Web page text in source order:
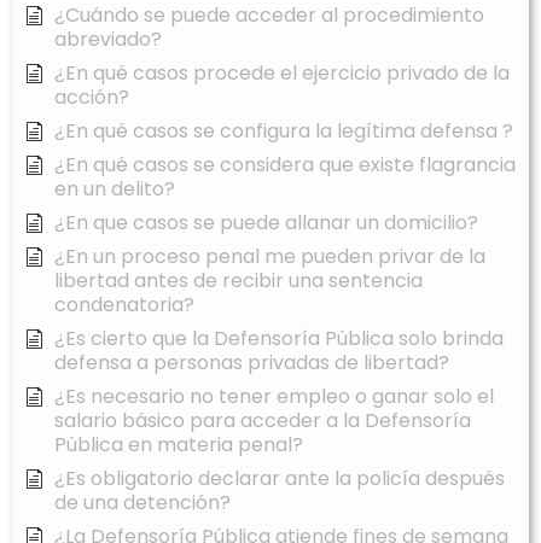
¿Cuándo se puede acceder al procedimiento
abreviado?
¿En qué casos procede el ejercicio privado de la
acción?
¿En qué casos se configura la legítima defensa ?
¿En qué casos se considera que existe flagrancia
en un delito?
¿En que casos se puede allanar un domicilio?
¿En un proceso penal me pueden privar de la
libertad antes de recibir una sentencia
condenatoria?
¿Es cierto que la Defensoría Pública solo brinda
defensa a personas privadas de libertad?
¿Es necesario no tener empleo o ganar solo el
salario básico para acceder a la Defensoría
Pública en materia penal?
¿Es obligatorio declarar ante la policía después
de una detención?
¿La Defensoría Pública atiende fines de semana